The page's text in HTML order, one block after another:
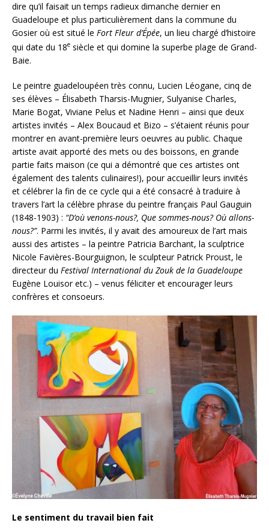
dire qu’il faisait un temps radieux dimanche dernier en
Guadeloupe et plus particulièrement dans la commune du
Gosier où est situé le Fort Fleur d’Épée, un lieu chargé d’histoire
qui date du 18e siècle et qui domine la superbe plage de Grand-
Baie.
Le peintre guadeloupéen très connu, Lucien Léogane, cinq de
ses élèves – Élisabeth Tharsis-Mugnier, Sulyanise Charles,
Marie Bogat, Viviane Pelus et Nadine Henri – ainsi que deux
artistes invités – Alex Boucaud et Bizo – s’étaient réunis pour
montrer en avant-première leurs oeuvres au public. Chaque
artiste avait apporté des mets ou des boissons, en grande
partie faits maison (ce qui a démontré que ces artistes ont
également des talents culinaires!), pour accueillir leurs invités
et célébrer la fin de ce cycle qui a été consacré à traduire à
travers l’art la célèbre phrase du peintre français Paul Gauguin
(1848-1903) : “D’où venons-nous?, Que sommes-nous? Où allons-
nous?”. Parmi les invités, il y avait des amoureux de l’art mais
aussi des artistes – la peintre Patricia Barchant, la sculptrice
Nicole Favières-Bourguignon, le sculpteur Patrick Proust, le
directeur du Festival International du Zouk de la Guadeloupe
Eugène Louisor etc.) – venus féliciter et encourager leurs
confrères et consoeurs.
Le sentiment du travail bien fait